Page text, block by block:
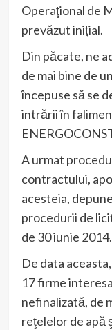
Operaţional de
prevăzut iniţial.
Din păcate, ne
de mai bine de
începuse să se
intrării în
A urmat
contractului,
acesteia,
procedurii de
de 30 iunie 2014.
De data
17 firme
nefinalizată, de
reţelelor de apă